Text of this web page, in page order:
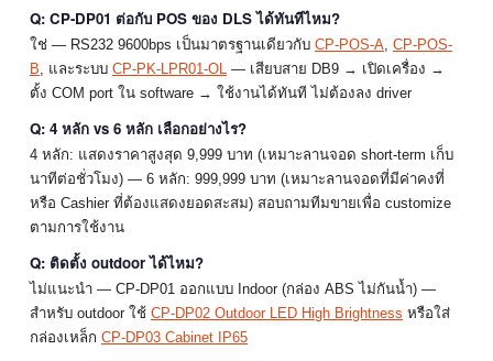
Q: CP-DP01 ต่อกับ POS ของ DLS ได้ทันทีไหม?
ใช่ — RS232 9600bps เป็นมาตรฐานเดียวกับ CP-POS-A, CP-POS-
B, และระบบ CP-PK-LPR01-OL — เสียบสาย DB9 → เปิดเครื่อง →
ตั้ง COM port ใน software → ใช้งานได้ทันที ไม่ต้องลง driver
Q: 4 หลัก vs 6 หลัก เลือกอย่างไร?
4 หลัก: แสดงราคาสูงสุด 9,999 บาท (เหมาะลานจอด short-term เก็บ
นาทีต่อชั่วโมง) — 6 หลัก: 999,999 บาท (เหมาะลานจอดที่มีค่าคงที่
หรือ Cashier ที่ต้องแสดงยอดสะสม) สอบถามทีมขายเพื่อ customize
ตามการใช้งาน
Q: ติดตั้ง outdoor ได้ไหม?
ไม่แนะนำ — CP-DP01 ออกแบบ Indoor (กล่อง ABS ไม่กันน้ำ) —
สำหรับ outdoor ใช้ CP-DP02 Outdoor LED High Brightness หรือใส่
กล่องเหล็ก CP-DP03 Cabinet IP65